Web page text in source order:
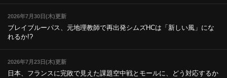
2026年7月30日(木)更新
ブレイブルーパス、元地理教師で再出発シムズHCは「新しい風」にな
れるか!?
2026年7月23日(木)更新
日本、フランスに完敗で見えた課題空中戦とモールに、どう対応するか